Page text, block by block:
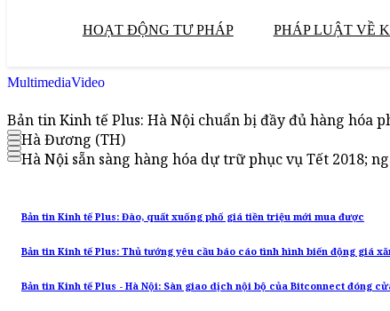
HOẠT ĐỘNG TƯ PHÁP PHÁP LUẬT VỀ
MultimediaVideo
Bản tin Kinh tế Plus: Hà Nội chuẩn bị đầy đủ hàng hóa
Hà Đương (TH)
Hà Nội sẵn sàng hàng hóa dự trữ phục vụ Tết 2018;
Bản tin Kinh tế Plus: Đào, quất xuống phố giá tiền triệu mới mua được
Bản tin Kinh tế Plus: Thủ tướng yêu cầu báo cáo tình hình biến động giá
Bản tin Kinh tế Plus - Hà Nội: Sàn giao dịch nội bộ của Bitconnect đóng